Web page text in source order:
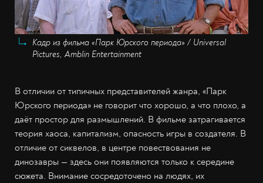
Кадр из фильма «Парк Юрского периода» / Universal
Pictures, Amblin Entertainment
В отличии от типичных представителей жанра, «Парк
Юрского периода» не говорит что хорошо, а что плохо, а
даёт простор для размышлений. В фильме затрагивается
теория хаоса, капитализм, опасность игры в создателя. В
отличие от сиквелов, в центре повествования не
динозавры — здесь они появляются только к середине
сюжета. Внимание сосредоточено на людях, их